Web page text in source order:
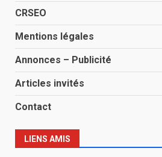
CRSEO
Mentions légales
Annonces – Publicité
Articles invités
Contact
LIENS AMIS